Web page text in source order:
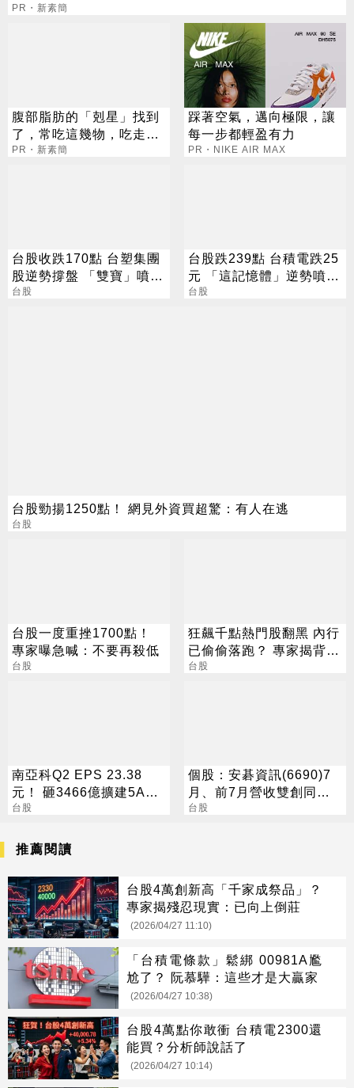
PR・新素簡
腹部脂肪的「剋星」找到
了，常吃這幾物，吃走大
肚囊，瘦出小蠻腰
PR・新素簡
踩著空氣，邁向極限，讓
每一步都輕盈有力
PR・NIKE AIR MAX
台股收跌170點 台塑集團
股逆勢撐盤 「雙寶」噴
5%
台股
台股跌239點 台積電跌25
元 「這記憶體」逆勢噴
5%
台股
台股勁揚1250點！ 網見外資買超驚：有人在逃
台股
台股一度重挫1700點！
專家曝急喊：不要再殺低
台股
狂飆千點熱門股翻黑 內行
已偷偷落跑？ 專家揭背後
警訊
台股
南亞科Q2 EPS 23.38
元！ 砸3466億擴建5A新
廠 今年資本支出增至697
台股
個股：安碁資訊(6690)7
月、前7月營收雙創同期
高點，本月再奪兩大資安
台股
推薦閱讀
台股4萬創新高「千家成祭品」？
專家揭殘忍現實：已向上倒莊
(2026/04/27 11:10)
「台積電條款」鬆綁 00981A尷
尬了？ 阮慕驊：這些才是大贏家
(2026/04/27 10:38)
台股4萬點你敢衝 台積電2300還
能買？分析師說話了
(2026/04/27 10:14)